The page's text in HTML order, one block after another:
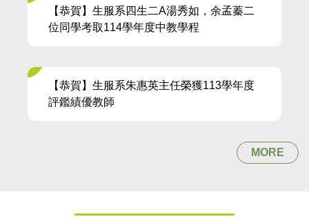
【恭賀】生服系四生二A湯秀如，余孟蓁二
位同學考取114學年度中教學程
【恭賀】生服系朱惠英主任榮獲113學年度
評鑑績優教師
MORE